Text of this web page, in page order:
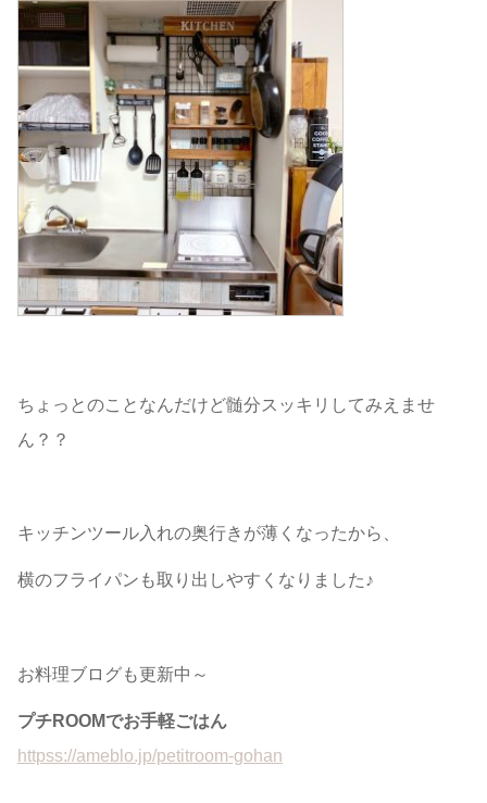
ちょっとのことなんだけど髄分スッキリしてみえませ
ん？？
キッチンツール入れの奥行きが薄くなったから、
横のフライパンも取り出しやすくなりました♪
お料理ブログも更新中～
プチROOMでお手軽ごはん
httpss://ameblo.jp/petitroom-gohan